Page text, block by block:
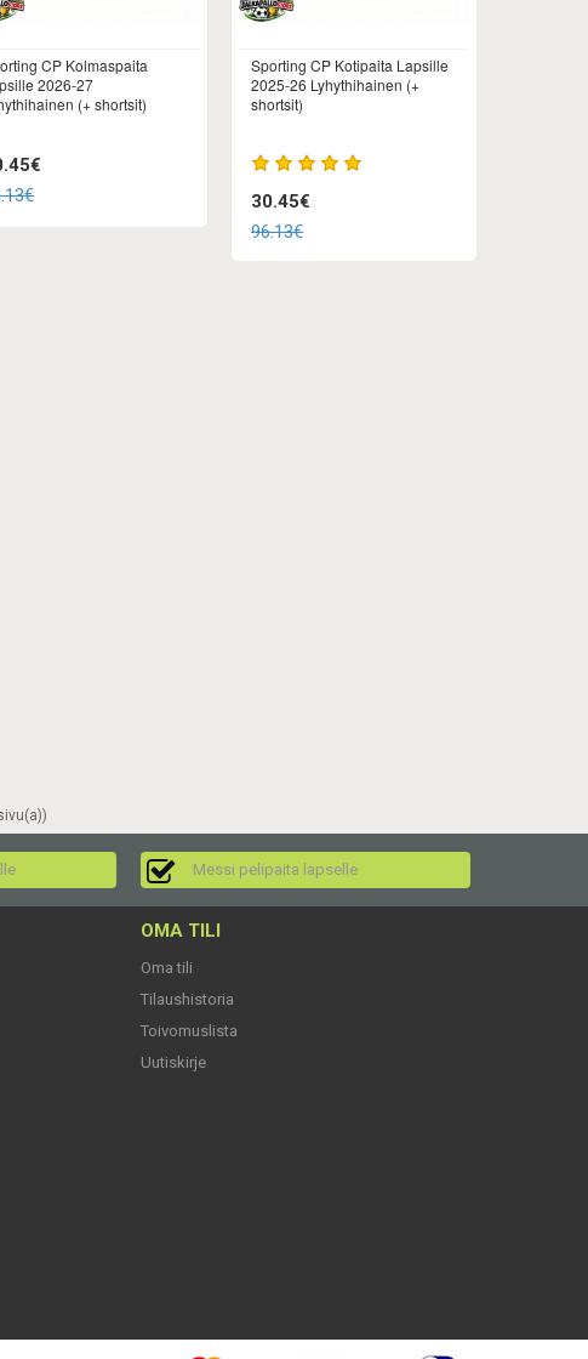
CP Kolmaspaita
2026-27
(+ shortsit)
Sporting CP Kotipaita Lapsille
2025-26 Lyhythihainen (+
shortsit)
30.45€
96.13€
Messi pelipaita lapselle
OMA TILI
Oma tili
Tilaushistoria
Toivomuslista
Uutiskirje